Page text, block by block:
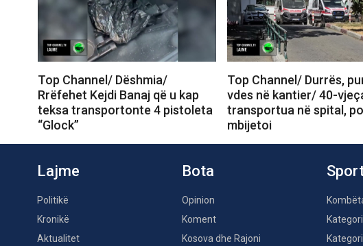
Top Channel/ Dëshmia/
Rrëfehet Kejdi Banaj që u kap
teksa transportonte 4 pistoleta
“Glock”
Top Channel/ Durrës,
vdes në kantier/ 40-
transportua në spital,
mbijetoi
Lajme
Politikë
Kronikë
Aktualitet
Bota
Opinion
Koment
Kosova dhe Rajoni